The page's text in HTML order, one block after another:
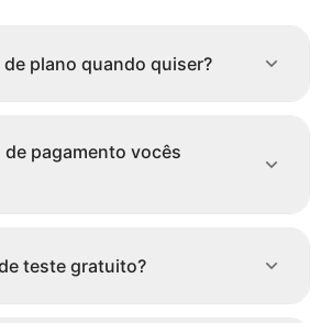
plano quando quiser?
de pagamento vocês
teste gratuito?